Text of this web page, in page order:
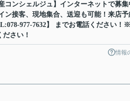
コンシェルジュ】インターネットで募集
ン接客、現地集合、送迎も可能！来店予
977-7632】 までお電話ください！
さい！
情報